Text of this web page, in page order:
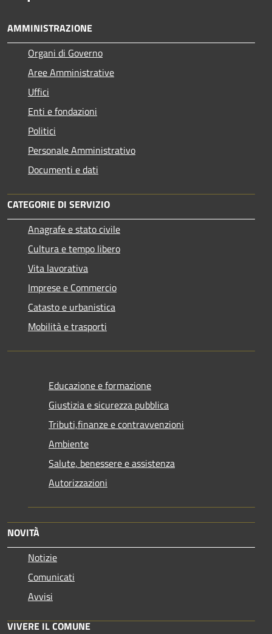
AMMINISTRAZIONE
Organi di Governo
Aree Amministrative
Uffici
Enti e fondazioni
Politici
Personale Amministrativo
Documenti e dati
CATEGORIE DI SERVIZIO
Anagrafe e stato civile
Cultura e tempo libero
Vita lavorativa
Imprese e Commercio
Catasto e urbanistica
Mobilità e trasporti
Educazione e formazione
Giustizia e sicurezza pubblica
Tributi,finanze e contravvenzioni
Ambiente
Salute, benessere e assistenza
Autorizzazioni
NOVITÀ
Notizie
Comunicati
Avvisi
VIVERE IL COMUNE